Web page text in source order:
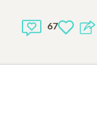
67